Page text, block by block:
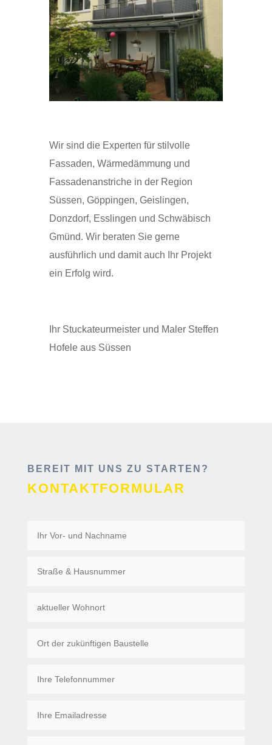
Wir sind die Experten für stilvolle
Fassaden, Wärmedämmung und
Fassadenanstriche in der Region
Süssen, Göppingen, Geislingen,
Donzdorf, Esslingen und Schwäbisch
Gmünd. Wir beraten Sie gerne
ausführlich und damit auch Ihr Projekt
ein Erfolg wird.
Ihr Stuckateurmeister und Maler Steffen
Hofele aus Süssen
BEREIT MIT UNS ZU STARTEN?
KONTAKTFORMULAR